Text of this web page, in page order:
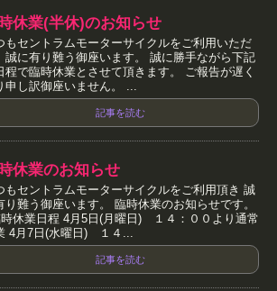
休業(半休)のお知らせ
もセントラムモーターサイクルをご利用いただ
誠に有り難う御座います。 誠に勝手ながら下記
程で臨時休業とさせて頂きます。 ご報告が遅く
申し訳御座いません。 ...
記事を読む
休業のお知らせ
もセントラムモーターサイクルをご利用頂き 誠
り難う御座います。 臨時休業のお知らせです。
休業日程 4月5日(月曜日) １４：００より通常
4月7日(水曜日) １４...
記事を読む